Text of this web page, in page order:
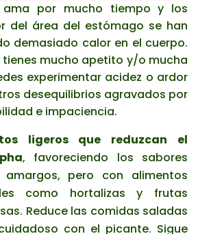
ama por mucho tiempo y los
del área del estómago se han
demasiado calor en el cuerpo.
tienes mucho apetito y/o mucha
experimentar acidez o ardor
desequilibrios agravados por
e impaciencia.
ligeros que reduzcan el
, favoreciendo los sabores
amargos, pero con alimentos
como hortalizas y frutas
Reduce las comidas saladas
con el picante. Sigue